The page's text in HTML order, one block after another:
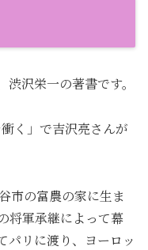
沢栄一の著書です。
く」で吉沢亮さんが
市の富農の家に生ま
将軍承継によって幕
パリに渡り、ヨーロッ